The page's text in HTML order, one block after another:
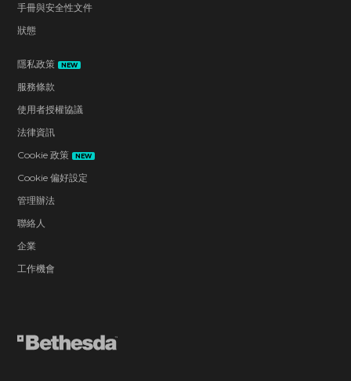
手冊與安全性文件
狀態
隱私政策 NEW
服務條款
使用者授權協議
法律資訊
Cookie 政策
NEW
Cookie 偏好設定
管理辦法
聯絡人
企業
工作機會